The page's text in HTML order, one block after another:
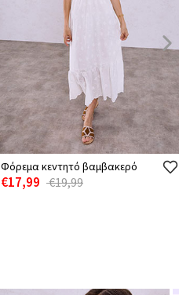
Φόρεμα κεντητό βαμβακερό
€17,99 €19,99